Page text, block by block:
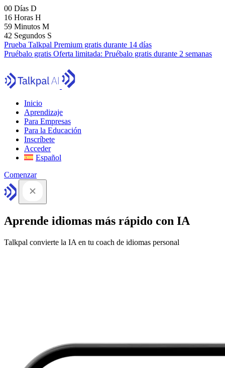
00 Días D
16 Horas H
59 Minutos M
41 Segundos S
Prueba Talkpal Premium gratis durante 14 días
Pruébalo gratis Oferta limitada: Pruébalo gratis durante 2 semanas
Inicio
Aprendizaje
Para Empresas
Para la Educación
Inscríbete
Acceder
Español
Comenzar
Aprende idiomas más rápido con IA
Talkpal convierte la IA en tu coach de idiomas personal